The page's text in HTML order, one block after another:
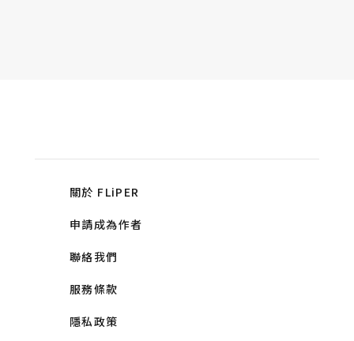
關於 FLiPER
申請成為作者
聯絡我們
服務條款
隱私政策